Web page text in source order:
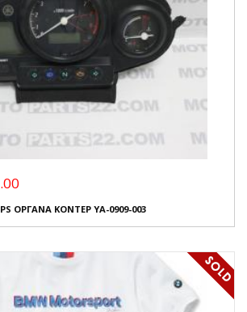
ΟΡΓΑΝΑ ΚΟΝΤΕΡ YA-0909-003